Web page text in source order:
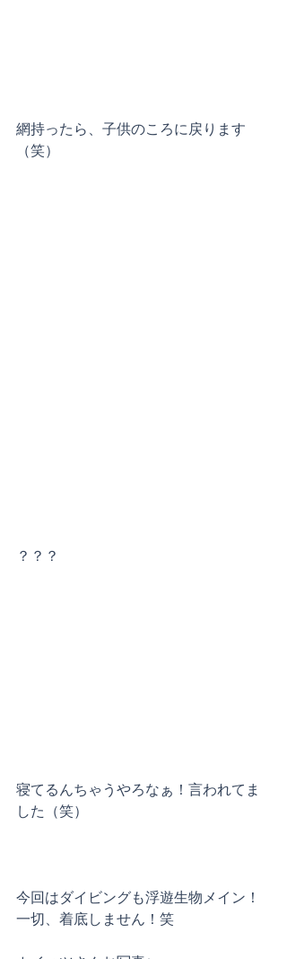
網持ったら、子供のころに戻ります
（笑）
？？？
寝てるんちゃうやろなぁ！言われてま
した（笑）
今回はダイビングも浮遊生物メイン！
一切、着底しません！笑